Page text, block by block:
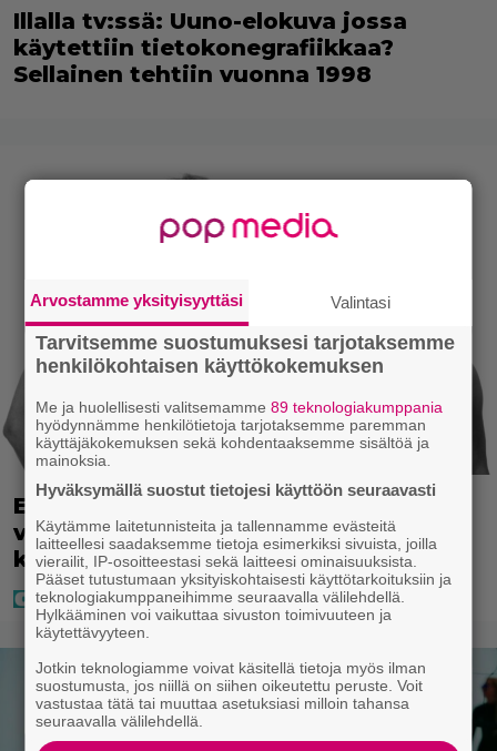
Illalla tv:ssä: Uuno-elokuva jossa
käytettiin tietokonegrafiikkaa?
Sellainen tehtiin vuonna 1998
Eppu Normaali soitti kaikkien aikojen
viimeisen konserttinsa – nämä
kappaleet sillä kuultiin
Arvostamme yksityisyyttäsi Valintasi
Tarvitsemme suostumuksesi tarjotaksemme
henkilökohtaisen käyttökokemuksen
Me ja huolellisesti valitsemamme89 teknologiakumppania
hyödynnämme henkilötietoja tarjotaksemme paremman
käyttäjäkokemuksen sekä kohdentaaksemme sisältöä ja
mainoksia.
Hyväksymällä suostut tietojesi käyttöön seuraavasti
Käytämme laitetunnisteita ja tallennamme evästeitä
laitteellesi saadaksemme tietoja esimerkiksi sivuista, joilla
vierailit, IP-osoitteestasi sekä laitteesi ominaisuuksista.
Pääset tutustumaan yksityiskohtaisesti käyttötarkoituksiin ja
teknologiakumppaneihimme seuraavalla välilehdellä.
Hylkääminen voi vaikuttaa sivuston toimivuuteen ja
käytettävyyteen.
Jotkin teknologiamme voivat käsitellä tietoja myös ilman
suostumusta, jos niillä on siihen oikeutettu peruste. Voit
vastustaa tätä tai muuttaa asetuksiasi milloin tahansa
seuraavalla välilehdellä.